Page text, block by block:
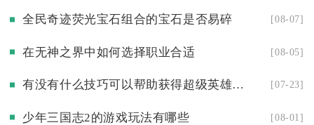
全民奇迹荧光宝石组合的宝石是否易碎 [08-07]
在无神之界中如何选择职业合适 [08-05]
有没有什么技巧可以帮助获得超级英雄贝吉塔 [07-23]
少年三国志2的游戏玩法有哪些 [08-01]